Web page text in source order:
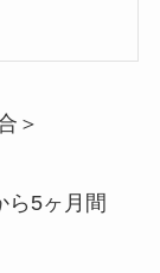
＞
ら5ヶ月間